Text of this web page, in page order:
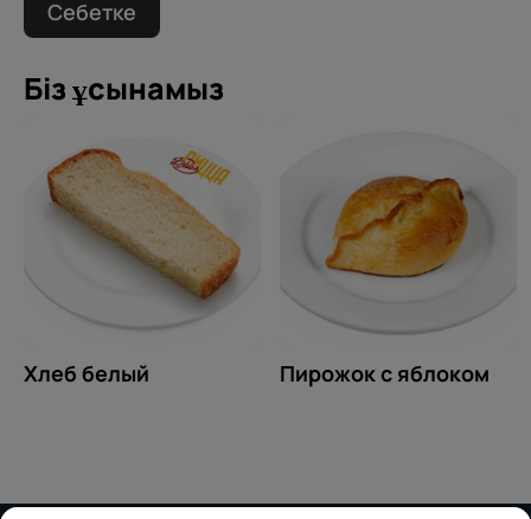
Себетке
Біз ұсынамыз
Хлеб белый Пирожок с яблоком